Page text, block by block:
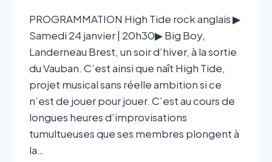
PROGRAMMATION High Tide rock anglais ▶
Samedi 24 janvier | 20h30▶ Big Boy,
Landerneau Brest, un soir d’hiver, à la sortie
du Vauban. C’est ainsi que naît High Tide,
projet musical sans réelle ambition si ce
n’est de jouer pour jouer. C’est au cours de
longues heures d’improvisations
tumultueuses que ses membres plongent à
la…